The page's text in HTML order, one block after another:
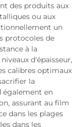
des produits aux
ou aux
un
protocoles de
à la
d'épaisseur,
calibres optimaux
la
également en
assurant au film
dans les plages
dans les